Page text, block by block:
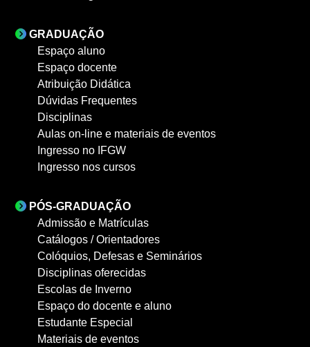
GRADUAÇÃO
Espaço aluno
Espaço docente
Atribuição Didática
Dúvidas Frequentes
Disciplinas
Aulas on-line e materiais de eventos
Ingresso no IFGW
Ingresso nos cursos
PÓS-GRADUAÇÃO
Admissão e Matrículas
Catálogos / Orientadores
Colóquios, Defesas e Seminários
Disciplinas oferecidas
Escolas de Inverno
Espaço do docente e aluno
Estudante Especial
Materiais de eventos